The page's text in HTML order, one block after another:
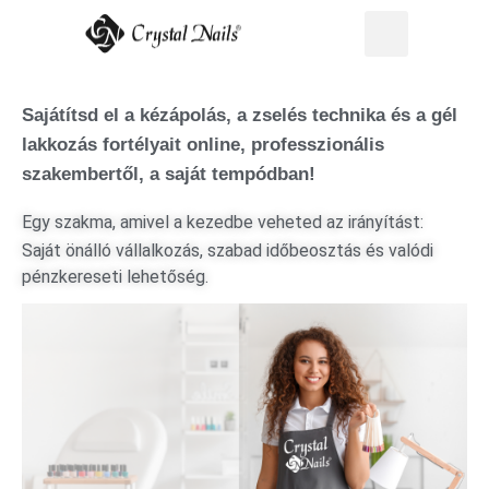
Sajátítsd el a kézápolás, a zselés technika és a gél
lakkozás fortélyait online, professzionális
szakembertől, a saját tempódban!
Egy szakma, amivel a kezedbe veheted az irányítást:
Saját önálló vállalkozás, szabad időbeosztás és valódi
pénzkereseti lehetőség.